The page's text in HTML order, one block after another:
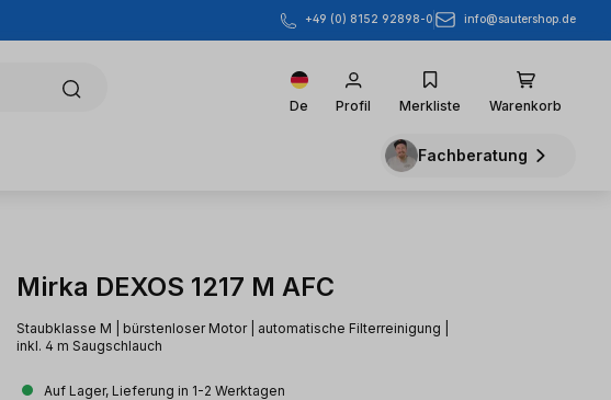
+49 (0) 8152 92898-0 info@sautershop.de
De Profil Merkliste Warenkorb
Fachberatung
Mirka DEXOS 1217 M AFC
Staubklasse M | bürstenloser Motor | automatische Filterreinigung |
inkl. 4 m Saugschlauch
Auf Lager, Lieferung in 1-2 Werktagen